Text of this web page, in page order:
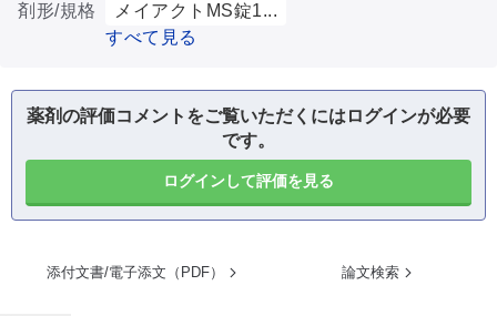
剤形/規格
メイアクトMS錠1...
すべて見る
薬剤の評価コメントをご覧いただくにはログインが必要
です。
ログインして評価を見る
添付文書/電子添文（PDF） 論文検索